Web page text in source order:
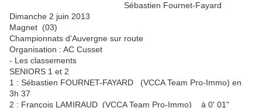
Sébastien Fournet-Fayard
Dimanche 2 juin 2013
Magnet (03)
Championnats d'Auvergne sur route
Organisation : AC Cusset
- Les classements
SENIORS 1 et 2
1 : Sébastien FOURNET-FAYARD (VCCA Team Pro-Immo) en
3h 37
2 : François LAMIRAUD (VCCA Team Pro-Immo) à 0' 01"